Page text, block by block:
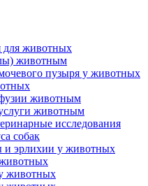
для животных
животным
пузыря у животных
животным
животным
исследования
собак
эрлихии у животных
животных